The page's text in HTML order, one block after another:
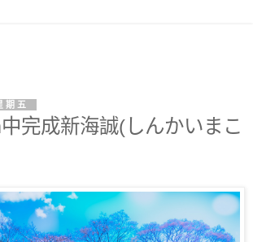
五
完成新海誠(しんかいまこ